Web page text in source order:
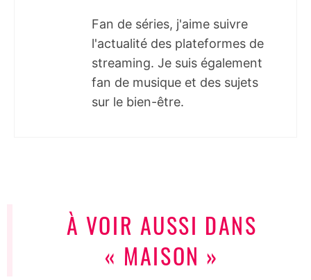
Fan de séries, j'aime suivre
l'actualité des plateformes de
streaming. Je suis également
fan de musique et des sujets
sur le bien-être.
À VOIR AUSSI DANS
« MAISON »